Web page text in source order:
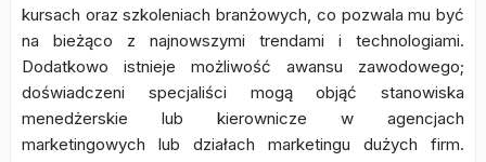
kursach oraz szkoleniach branżowych, co pozwala mu być
na bieżąco z najnowszymi trendami i technologiami.
Dodatkowo istnieje możliwość awansu zawodowego;
doświadczeni specjaliści mogą objąć stanowiska
menedżerskie lub kierownicze w agencjach
marketingowych lub działach marketingu dużych firm.